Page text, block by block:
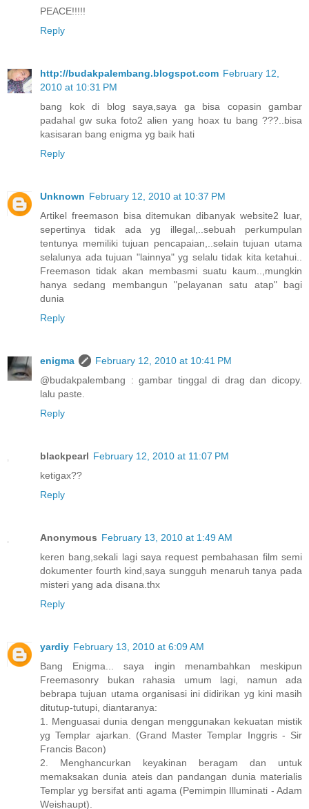
PEACE!!!!!
Reply
http://budakpalembang.blogspot.com February 12,
2010 at 10:31 PM
bang kok di blog saya,saya ga bisa copasin gambar
padahal gw suka foto2 alien yang hoax tu bang ???..bisa
kasisaran bang enigma yg baik hati
Reply
Unknown February 12, 2010 at 10:37 PM
Artikel freemason bisa ditemukan dibanyak website2 luar,
sepertinya tidak ada yg illegal,..sebuah perkumpulan
tentunya memiliki tujuan pencapaian,..selain tujuan utama
selalunya ada tujuan "lainnya" yg selalu tidak kita ketahui..
Freemason tidak akan membasmi suatu kaum..,mungkin
hanya sedang membangun "pelayanan satu atap" bagi
dunia
Reply
enigma
February 12, 2010 at 10:41 PM
@budakpalembang : gambar tinggal di drag dan dicopy.
lalu paste.
Reply
blackpearl February 12, 2010 at 11:07 PM
ketigax??
Reply
Anonymous February 13, 2010 at 1:49 AM
keren bang,sekali lagi saya request pembahasan film semi
dokumenter fourth kind,saya sungguh menaruh tanya pada
misteri yang ada disana.thx
Reply
yardiy February 13, 2010 at 6:09 AM
Bang Enigma... saya ingin menambahkan meskipun
Freemasonry bukan rahasia umum lagi, namun ada
bebrapa tujuan utama organisasi ini didirikan yg kini masih
ditutup-tutupi, diantaranya:
1. Menguasai dunia dengan menggunakan kekuatan mistik
yg Templar ajarkan. (Grand Master Templar Inggris - Sir
Francis Bacon)
2. Menghancurkan keyakinan beragam dan untuk
memaksakan dunia ateis dan pandangan dunia materialis
Templar yg bersifat anti agama (Pemimpin Illuminati - Adam
Weishaupt).